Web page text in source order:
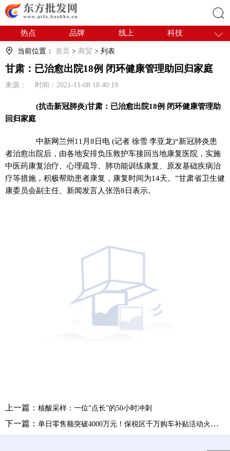
搜索
热点 品牌 线上
科技
干货
电商
会展
国内
当前位置： 首页 > 商贸 > 列表
甘肃：已治愈出院18例 闭环健康管理助回归家庭
来源： 时间：2021-11-08 18:40:19
(抗击新冠肺炎)甘肃：已治愈出院18例 闭环健康管理助
回归家庭
中新网兰州11月8日电 (记者 徐雪 李亚龙)“新冠肺炎患
者治愈出院后，由各地安排负压救护车接回当地康复医院，实施
中医药康复治疗、心理疏导、肺功能训练康复、原发基础疾病治
疗等措施，积极帮助患者康复，康复时间为14天。”甘肃省卫生健
康委员会副主任、新闻发言人张浩8日表示。
上一篇： 核酸采样：一位“点长”的50小时冲刺
下一篇： 单日零售额突破4000万元！保税区千万购车补贴活动火热进行中